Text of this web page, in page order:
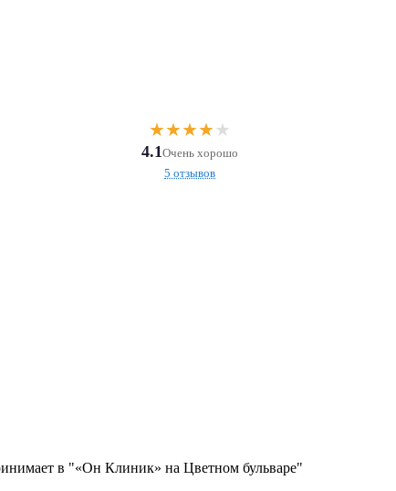
★★★★★
4.1Очень хорошо
5 отзывов
в "«Он Клиник» на Цветном бульваре"